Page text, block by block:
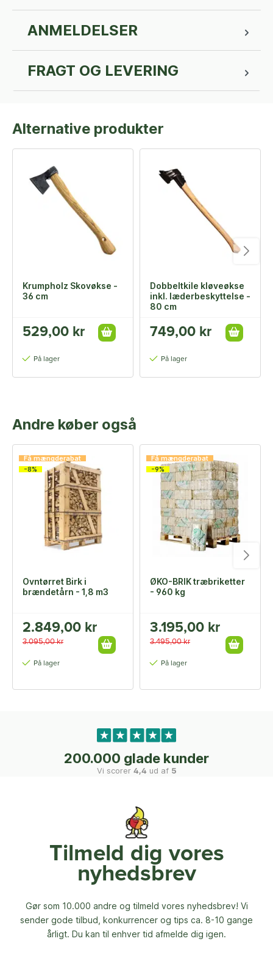
ANMELDELSER
FRAGT OG LEVERING
Alternative produkter
Krumpholz Skovøkse -
36 cm
529,00 kr
På lager
Dobbeltkile kløveøkse
inkl. læderbeskyttelse -
80 cm
749,00 kr
På lager
Andre køber også
Få mængderabat
-8%
Ovntørret Birk i
brændetårn - 1,8 m3
2.849,00 kr
3.095,00 kr
På lager
Få mængderabat
-9%
ØKO-BRIK træbriketter
- 960 kg
3.195,00 kr
3.495,00 kr
På lager
200.000 glade kunder
Vi scorer 4,4 ud af 5
Tilmeld dig vores
nyhedsbrev
Gør som 10.000 andre og tilmeld vores nyhedsbrev! Vi
sender gode tilbud, konkurrencer og tips ca. 8-10 gange
årligt. Du kan til enhver tid afmelde dig igen.